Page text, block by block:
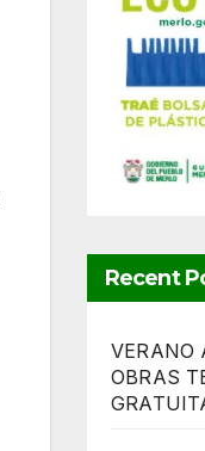
Recent
VERANO
OBRAS